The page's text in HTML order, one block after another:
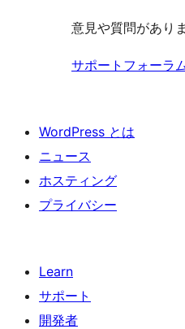
ー
ュ
ー
意見や質問があり
サポートフォーラ
WordPress とは
ニュース
ホスティング
プライバシー
Learn
サポート
開発者